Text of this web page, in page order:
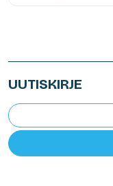
UUTISKIRJE